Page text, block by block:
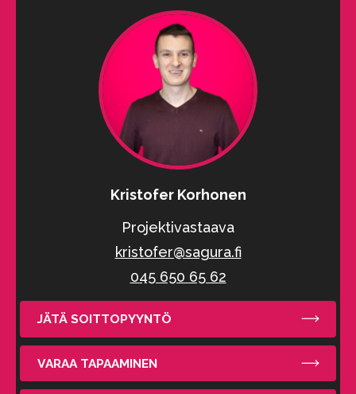
Kristofer Korhonen
Projektivastaava
kristofer@sagura.fi
045 650 65 62
JÄTÄ SOITTOPYYNTÖ
VARAA TAPAAMINEN